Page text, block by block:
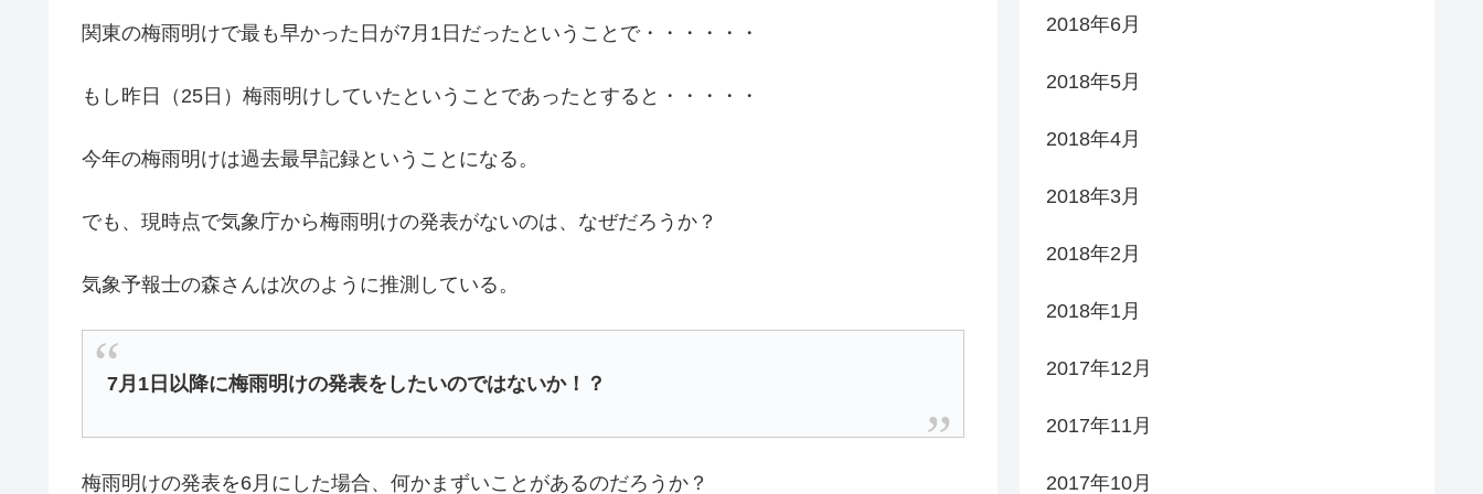
関東の梅雨明けで最も早かった日が7月1日だったということで・・・・・・
もし昨日（25日）梅雨明けしていたということであったとすると・・・・・
今年の梅雨明けは過去最早記録ということになる。
でも、現時点で気象庁から梅雨明けの発表がないのは、なぜだろうか？
気象予報士の森さんは次のように推測している。
7月1日以降に梅雨明けの発表をしたいのではないか！？
梅雨明けの発表を6月にした場合、何かまずいことがあるのだろうか？
2018年6月
2018年5月
2018年4月
2018年3月
2018年2月
2018年1月
2017年12月
2017年11月
2017年10月